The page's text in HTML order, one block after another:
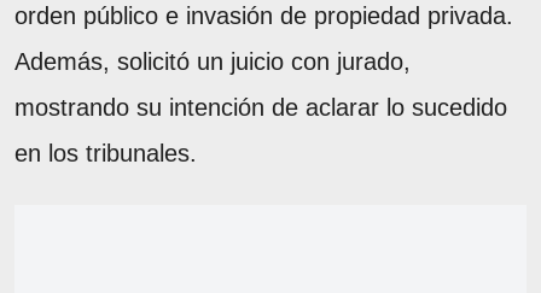
orden público e invasión de propiedad privada.
Además, solicitó un juicio con jurado,
mostrando su intención de aclarar lo sucedido
en los tribunales.